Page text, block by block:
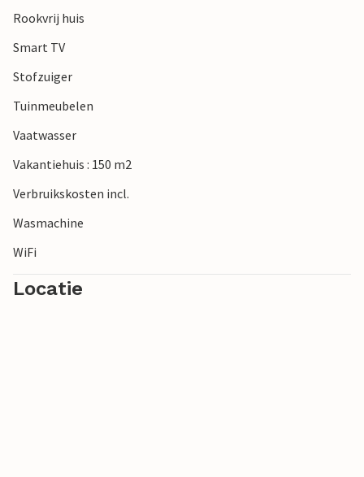
Rookvrij huis
Smart TV
Stofzuiger
Tuinmeubelen
Vaatwasser
Vakantiehuis : 150 m2
Verbruikskosten incl.
Wasmachine
WiFi
Locatie